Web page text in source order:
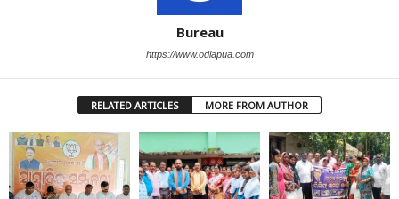
Bureau
https://www.odiapua.com
RELATED ARTICLES MORE FROM AUTHOR